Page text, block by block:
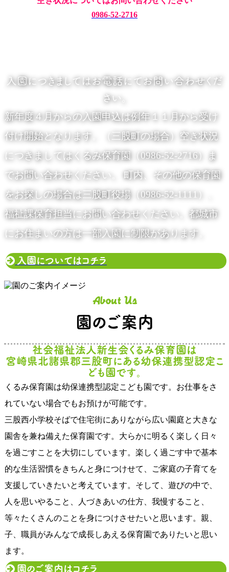
0986-52-2716
入園につきましてはお電話にてお問い合わせくだ
さい。
新年度４月からの入園申込は例年１１月から受け
付け開始となります。（三股町の場合）空き状況
につきましてはくるみ保育園（0986-52-2716）ま
でお問い合わせください。 町内、その他の保育園
をお探しの場合は三股町役場（0986-52-1111）、
福祉課保育担当にお問い合わせください。都城市
にお住まいの方は一部入園に制限があります。
入園についてはコチラ
About Us
園のご案内
社会福祉法人新生会くるみ保育園は
宮崎県北諸県郡三股町にある幼保連携型認定こ
ども園です。
くるみ保育園は幼保連携型認定こども園です。お仕事をさ
れていない場合でもお預けが可能です。
三股西小学校そばで住宅街にありながら広い園庭と大きな
園舎を兼ね備えた保育園です。大らかに明るく楽しく日々
を過ごすことを大切にしています。楽しく過ごす中で基本
的な生活習慣をきちんと身につけせて、ご家庭の子育てを
支援していきたいと考えています。そして、遊びの中で、
人を思いやること、人づきあいの仕方、我慢すること、
等々たくさんのことを身につけさせたいと思います。親、
子、職員がみんなで成長しあえる保育園でありたいと思い
ます。
園のご案内はコチラ